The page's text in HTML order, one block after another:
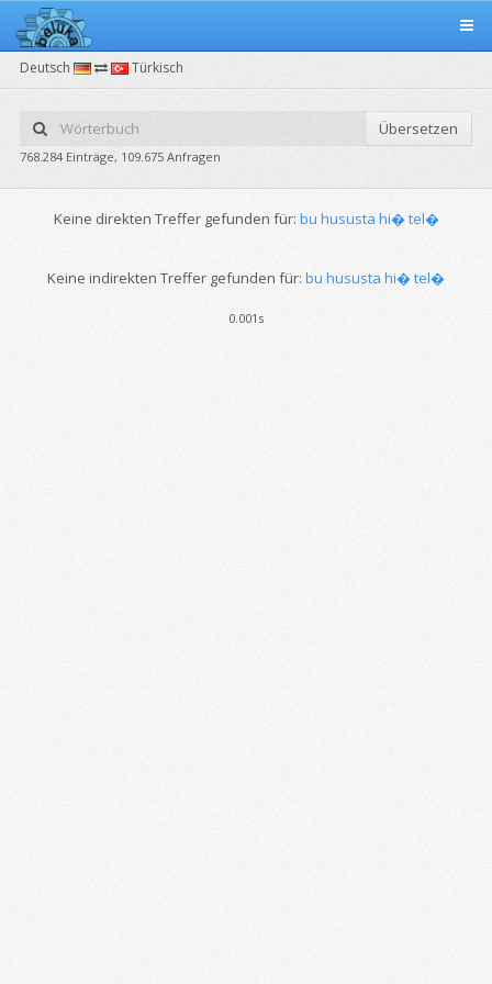
Deutsch Türkisch
Übersetzen
768.284 Einträge, 109.675 Anfragen
Keine direkten Treffer gefunden für: bu hususta hi� tel�
Keine indirekten Treffer gefunden für: bu hususta hi� tel�
0.001s